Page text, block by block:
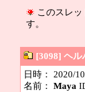
このスレッ
す。
[3098] ヘル
日時： 2020/
名前： Maya